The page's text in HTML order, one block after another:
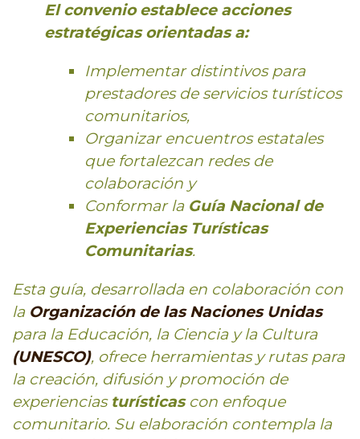
El convenio establece acciones
estratégicas orientadas a:
Implementar distintivos para
prestadores de servicios turísticos
comunitarios,
Organizar encuentros estatales
que fortalezcan redes de
colaboración y
Conformar la Guía Nacional de
Experiencias Turísticas
Comunitarias.
Esta guía, desarrollada en colaboración con
la Organización de las Naciones Unidas
para la Educación, la Ciencia y la Cultura
(UNESCO), ofrece herramientas y rutas para
la creación, difusión y promoción de
experiencias turísticascon enfoque
comunitario. Su elaboración contempla la